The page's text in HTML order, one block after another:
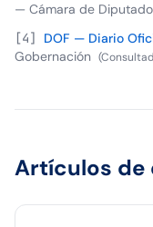
— Cámara de
[4] DOF — Diario
Gobernación (
Artículos de